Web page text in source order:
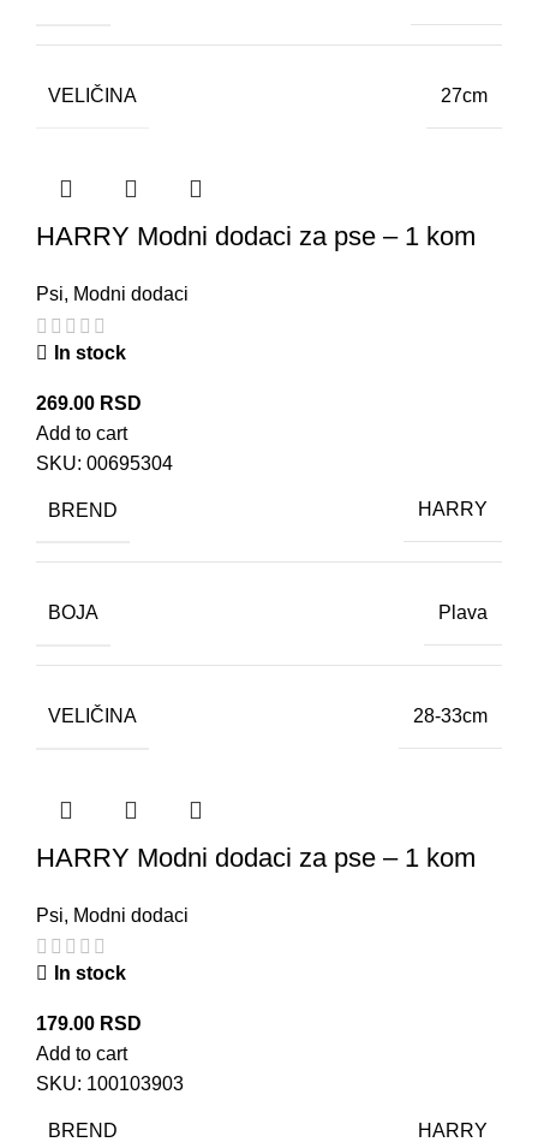
VELIČINA 27cm
HARRY Modni dodaci za pse – 1 kom
Psi, Modni dodaci
In stock
269.00 RSD
Add to cart
SKU: 00695304
BREND HARRY
BOJA Plava
VELIČINA 28-33cm
HARRY Modni dodaci za pse – 1 kom
Psi, Modni dodaci
In stock
179.00 RSD
Add to cart
SKU: 100103903
BREND HARRY